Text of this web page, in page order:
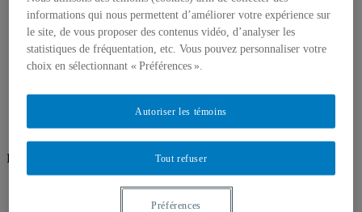
Informatique
Sculpture
Audio/vidéo
Art d’impression
Photographie
Réseaux sociaux
informations qui nous permettent d’améliorer votre expérience sur
le site, de vous proposer des contenus vidéo, d’analyser les
statistiques de fréquentation, etc. Vous pouvez personnaliser votre
choix en sélectionnant « Préférences ».
Tout refuser
Autoriser les témoins
Préférences